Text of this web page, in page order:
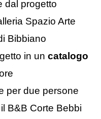
dal progetto
Spazio Arte
Bibbiano
in un catalogo
per due persone
B&B Corte Bebbi